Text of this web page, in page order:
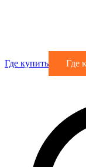
Где купить Где